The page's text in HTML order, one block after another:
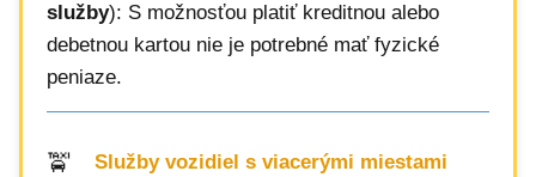
služby): S možnosťou platiť kreditnou alebo
debetnou kartou nie je potrebné mať fyzické
peniaze.
Služby vozidiel s viacerými miestami